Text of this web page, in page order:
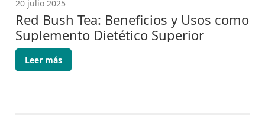
20 julio 2025
Red Bush Tea: Beneficios y Usos como
Suplemento Dietético Superior
Leer más